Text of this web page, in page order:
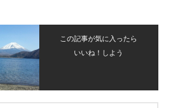
この記事が気に入ったら
いいね！しよう